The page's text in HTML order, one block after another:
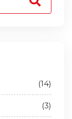
(14)
(3)